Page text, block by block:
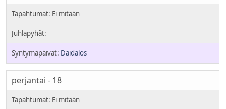
Daidalos
perjantai - 18